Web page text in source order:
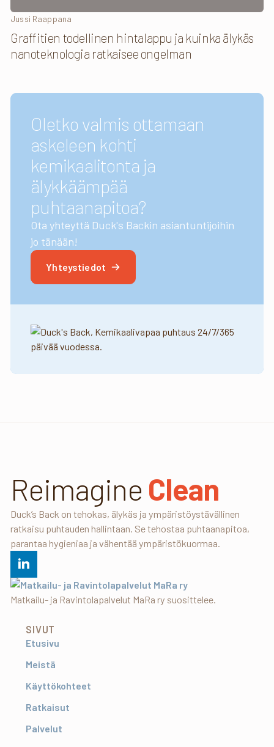
Graffitien todellinen hintalappu ja kuinka älykäs
nanoteknologia ratkaisee ongelman
Jussi Raappana
Oletko valmis ottamaan
askeleen kohti
kemikaalitonta ja
älykkäämpää
puhtaanapitoa?
Ota yhteyttä Duck's Backin asiantuntijoihin
jo tänään!
Yhteystiedot
Reimagine Clean
Duck’s Back on tehokas, älykäs ja ympäristöystävällinen
ratkaisu puhtauden hallintaan. Se tehostaa puhtaanapitoa,
parantaa hygieniaa ja vähentää ympäristökuormaa.
Matkailu- ja Ravintolapalvelut MaRa ry suosittelee.
SIVUT
Etusivu
Meistä
Käyttökohteet
Ratkaisut
Palvelut